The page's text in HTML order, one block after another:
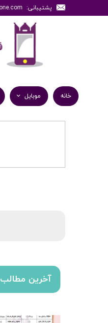
پشتیبانی: support@raiphone.com
خانه
موبایل
آخرین مطالب